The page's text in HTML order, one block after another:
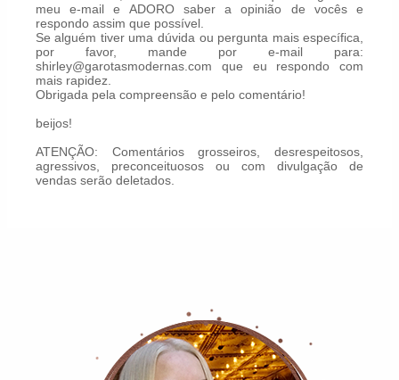
meu e-mail e ADORO saber a opinião de vocês e
respondo assim que possível.
Se alguém tiver uma dúvida ou pergunta mais específica,
por favor, mande por e-mail para:
shirley@garotasmodernas.com que eu respondo com
mais rapidez.
Obrigada pela compreensão e pelo comentário!
beijos!
ATENÇÃO: Comentários grosseiros, desrespeitosos,
agressivos, preconceituosos ou com divulgação de
vendas serão deletados.